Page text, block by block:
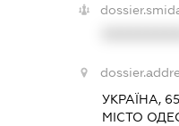
УКРАЇНА,
МІСТО